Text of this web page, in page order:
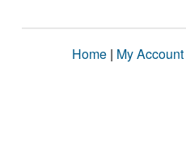
Home | My Account